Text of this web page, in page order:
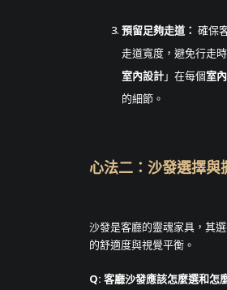
預留足夠走道： 確保
走道寬度，避免行走
室內設計」在每個室
的細節。
心法二：沙發選擇與
沙發是客廳的靈魂家具，其
的舒適度與視覺平衡。
Q: 客廳沙發應該怎麼選和怎